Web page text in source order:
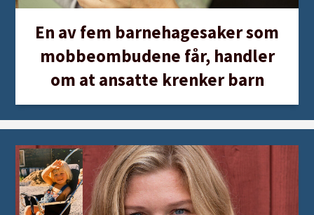
noe barnet ønsker fra deg som kan gjøre det
godt igjen: en klem, sitte på fanget, lese en
bok, være med på kjøkkenet eller spille et
spill. Det er ikke viktig hva det er, bare det er
tid sammen til å komme hverandre nær igjen.
På den måten repareres relasjonen, og både du
og barnet tar med dere ny læring videre i livet.
Feller å gå i:gå i forsvar, fornekte at det har
En av fem barnehagesaker som
mobbeombudene får, handler
om at ansatte krenker barn